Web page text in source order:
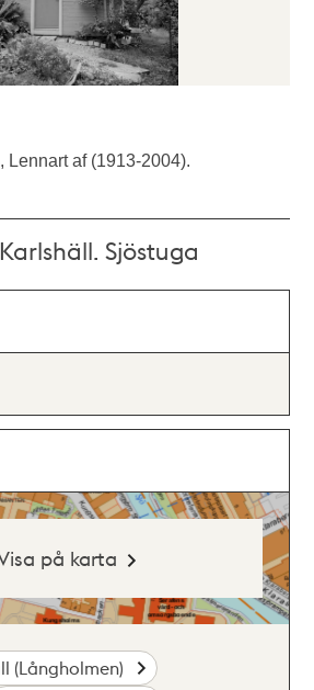
Lennart af (1913-2004).
Sjöstuga
på karta
(Långholmen)